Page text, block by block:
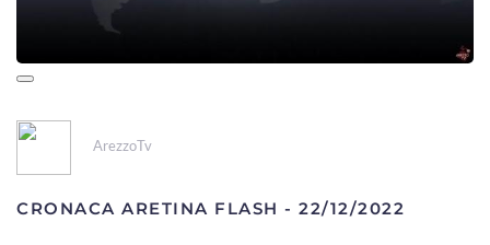
ArezzoTv
CRONACA ARETINA FLASH - 22/12/2022